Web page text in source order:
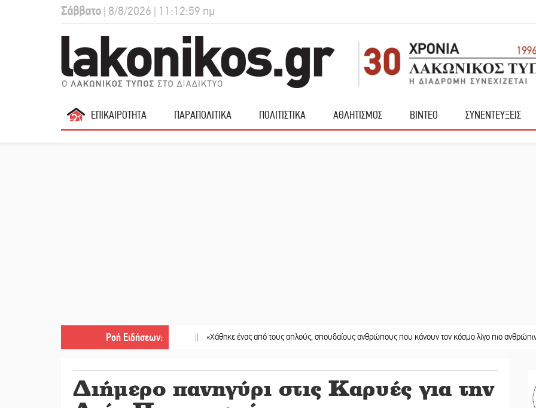
Σάββατο | 8/8/2026 | 11:13:00 πμ
ΕΠΙΚΑΙΡΟΤΗΤΑ ΠΑΡΑΠΟΛΙΤΙΚΑ ΠΟΛΙΤΙΣΤΙΚΑ ΑΘΛΗΤΙΣΜΟΣ ΒΙΝΤΕΟ ΣΥΝΕΝΤΕΥΞΕΙΣ
Ροή Ειδήσεων:
|| «Χάθηκε ένας από τους απλούς, σπουδαίους ανθρώπους που κάνουν τον κόσμο λίγο πιο ανθρώπινο» ||
Διήμερο πανηγύρι στις Καρυές για την